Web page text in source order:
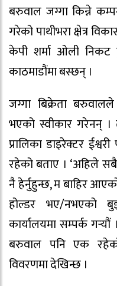
बरुवाल जग्गा किन्ने
गरेको पाथीभरा क्षेत्र
केपी शर्मा ओली
काठमाडौंमा बस्छन् ।
जग्गा बिक्रेता
भएको स्वीकार गरेनन् ।
प्रालिका डाइरेक्टर
रहेको बताए । ‘अहिले
नै हेर्नुहुन्छ, म बाहिर
होल्डर भए/नभएको
कार्यालयमा सम्पर्क
बरुवाल पनि एक रहेको
विवरणमा देखिन्छ ।